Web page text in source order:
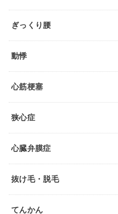
ぎっくり腰
動悸
心筋梗塞
狭心症
心臓弁膜症
抜け毛・脱毛
てんかん